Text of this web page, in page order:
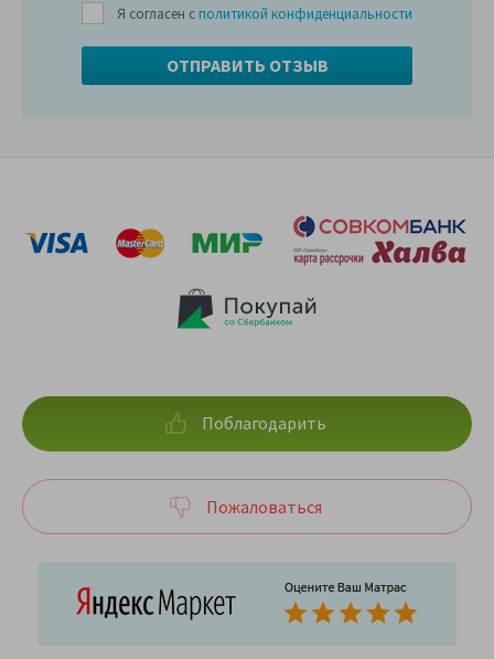
Я согласен с политикой конфиденциальности
Поблагодарить
Пожаловаться